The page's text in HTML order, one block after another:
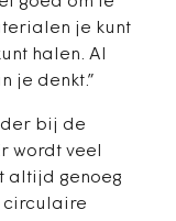
je kunt
halen. Al
je denkt.”
bij de
wordt veel
altijd genoeg
circulaire